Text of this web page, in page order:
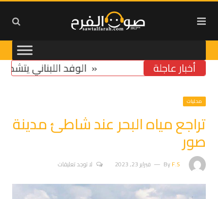
أخبار عاجلة الوفد اللبناني يتشدد
محليات
تراجع مياه البحر عند شاطئ مدينة
صور
ByF.S فبراير 23, 2023 لا توجد تعليقات